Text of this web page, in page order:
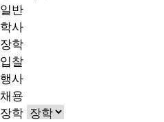
일반
학사
장학
입찰
행사
채용
장학